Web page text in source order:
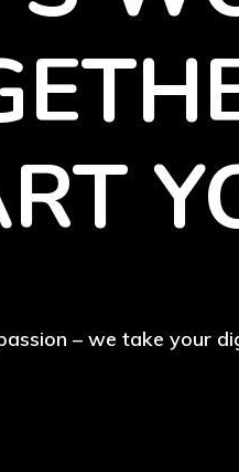
– we take your